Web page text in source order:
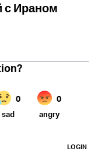
с Ираном